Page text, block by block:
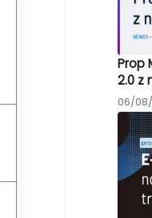
Prop
2.0 z
06/